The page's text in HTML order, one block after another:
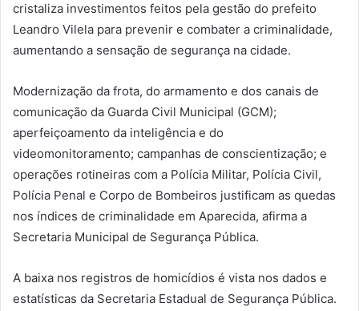
cristaliza investimentos feitos pela gestão do prefeito
Leandro Vilela para prevenir e combater a criminalidade,
aumentando a sensação de segurança na cidade.
Modernização da frota, do armamento e dos canais de
comunicação da Guarda Civil Municipal (GCM);
aperfeiçoamento da inteligência e do
videomonitoramento; campanhas de conscientização; e
operações rotineiras com a Polícia Militar, Polícia Civil,
Polícia Penal e Corpo de Bombeiros justificam as quedas
nos índices de criminalidade em Aparecida, afirma a
Secretaria Municipal de Segurança Pública.
A baixa nos registros de homicídios é vista nos dados e
estatísticas da Secretaria Estadual de Segurança Pública.